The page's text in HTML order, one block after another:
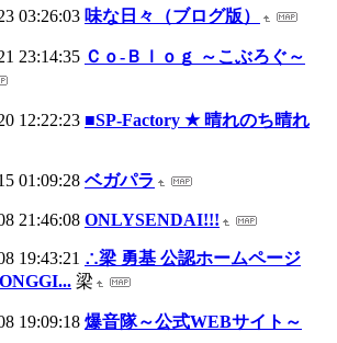
03:26:03 味な日々（ブログ版）
23:14:35 Ｃｏ‐Ｂｌｏｇ ～こぶろぐ～
12:22:23 ■SP-Factory ★ 晴れのち晴れ
01:09:28 ベガパラ
21:46:08 ONLYSENDAI!!!
19:43:21 ∴梁 勇基 公認ホームページ
梁
19:09:18 爆音隊～公式WEBサイト～